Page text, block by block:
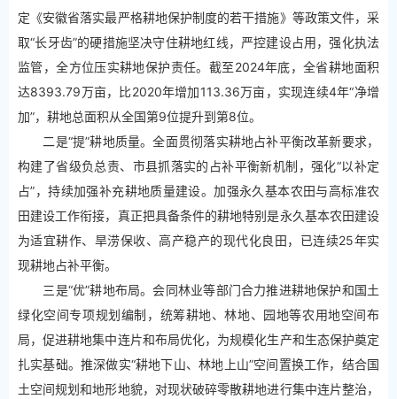
定《安徽省落实最严格耕地保护制度的若干措施》等政策文件，采
取“长牙齿”的硬措施坚决守住耕地红线，严控建设占用，强化执法
监管，全方位压实耕地保护责任。截至2024年底，全省耕地面积
达8393.79万亩，比2020年增加113.36万亩，实现连续4年“净增
加”，耕地总面积从全国第9位提升到第8位。
二是“提”耕地质量。全面贯彻落实耕地占补平衡改革新要求，
构建了省级负总责、市县抓落实的占补平衡新机制，强化“以补定
占”，持续加强补充耕地质量建设。加强永久基本农田与高标准农
田建设工作衔接，真正把具备条件的耕地特别是永久基本农田建设
为适宜耕作、旱涝保收、高产稳产的现代化良田，已连续25年实
现耕地占补平衡。
三是“优”耕地布局。会同林业等部门合力推进耕地保护和国土
绿化空间专项规划编制，统筹耕地、林地、园地等农用地空间布
局，促进耕地集中连片和布局优化，为规模化生产和生态保护奠定
扎实基础。推深做实“耕地下山、林地上山”空间置换工作，结合国
土空间规划和地形地貌，对现状破碎零散耕地进行集中连片整治，